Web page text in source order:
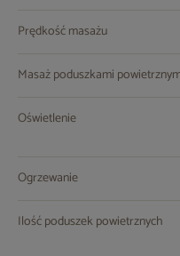
Prędkość masażu
Masaż poduszkami
Oświetlenie
Ogrzewanie
Ilość poduszek powietrznych